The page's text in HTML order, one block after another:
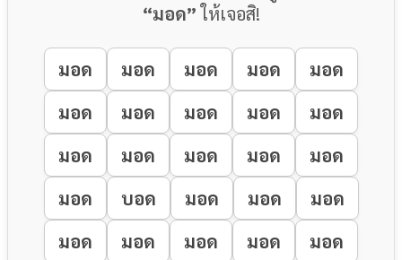
“มอด”ให้เจอสิ!
มอด มอด มอด มอด
มอด
มอด
มอด มอด มอด
มอด
มอด
มอด มอด มอด
มอด
มอด
บอด มอด มอด
มอด
มอด
มอด มอด มอด
มอด